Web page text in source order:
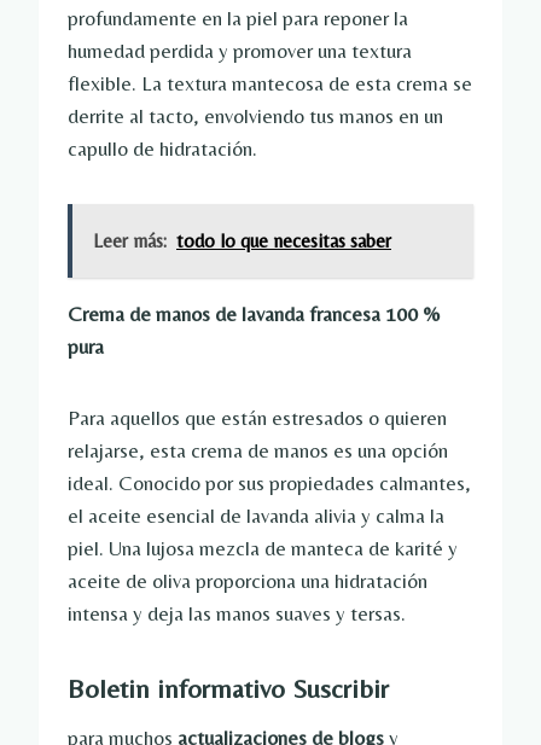
profundamente en la piel para reponer la
humedad perdida y promover una textura
flexible. La textura mantecosa de esta crema se
derrite al tacto, envolviendo tus manos en un
capullo de hidratación.
Leer más: todo lo que necesitas saber
Crema de manos de lavanda francesa 100 %
pura
Para aquellos que están estresados ​​o quieren
relajarse, esta crema de manos es una opción
ideal. Conocido por sus propiedades calmantes,
el aceite esencial de lavanda alivia y calma la
piel. Una lujosa mezcla de manteca de karité y
aceite de oliva proporciona una hidratación
intensa y deja las manos suaves y tersas.
Boletin informativo Suscribir
para muchos actualizaciones de blogs y